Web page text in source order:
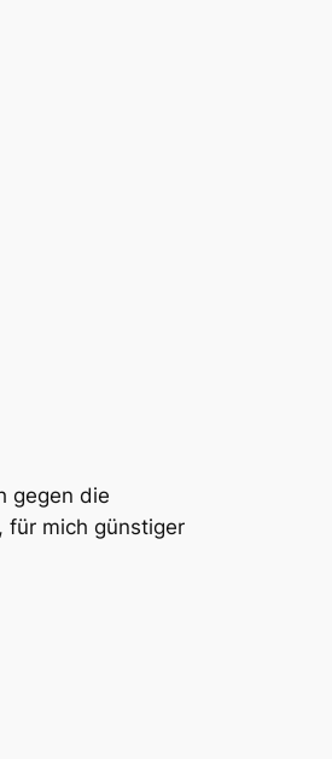
gegen die
für mich günstiger